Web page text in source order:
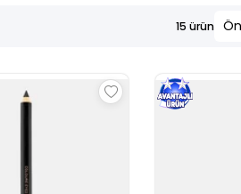
15 ürün